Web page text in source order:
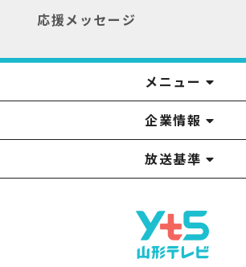
応援メッセージ
メニュー
YTSニュース
番組
アナウンサー
プレゼント
イベント
みるるん星人
YTS見学ツアー
番組表
お問い合わせ
企業情報
企業情報
役員構成
YTS山形テレビ SDGs
採用情報
山形テレビ人権方針
山形テレビ国民保護業務計
個人情報基本方針
情報セキュリティ基本方
視聴データの取扱いにつ
系列局一覧
中継局一覧
放送基準